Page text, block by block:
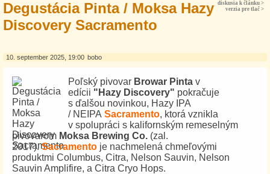
diskusia k článku >
verzia pre tlač >
Degustácia Pinta / Moksa Hazy
Discovery Sacramento
10. september 2025, 19:00 bobo
Poľský pivovar Browar Pinta v
edícii "Hazy Discovery" pokračuje
s ďalšou novinkou, Hazy IPA
/ NEIPA Sacramento, ktorá vznikla
v spolupráci s kalifornským remeselným
pivovarom Moksa Brewing Co. (zal.
2017).Sacramento je nachmelená chmeľovými
produktmi Columbus, Citra, Nelson Sauvin, Nelson
Sauvin Amplifire, a Citra Cryo Hops.